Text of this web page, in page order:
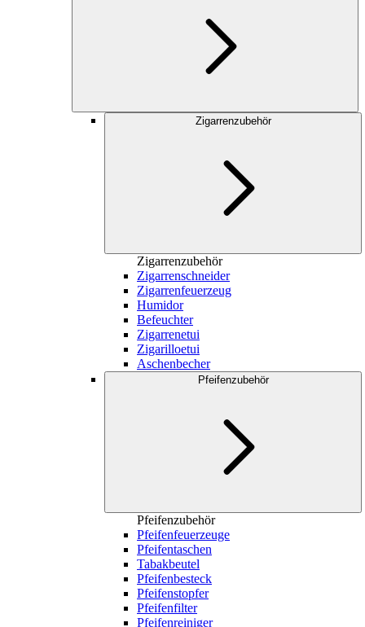
Zigarrenzubehör
Zigarrenzubehör
Zigarrenschneider
Zigarrenfeuerzeug
Humidor
Befeuchter
Zigarrenetui
Zigarilloetui
Aschenbecher
Pfeifenzubehör
Pfeifenzubehör
Pfeifenfeuerzeuge
Pfeifentaschen
Tabakbeutel
Pfeifenbesteck
Pfeifenstopfer
Pfeifenfilter
Pfeifenreiniger